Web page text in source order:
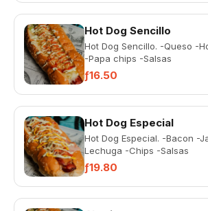
Hot Dog Sencillo
Hot Dog Sencillo. -Queso -
-Papa chips -Salsas
ƒ16.50
Hot Dog Especial
Hot Dog Especial. -Bacon -
Lechuga -Chips -Salsas
ƒ19.80